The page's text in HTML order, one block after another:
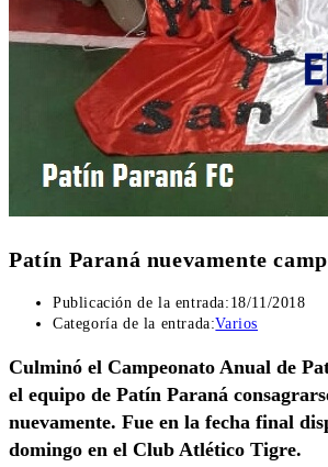
Patín Paraná nuevamente
Publicación de la entrada: 18/11/2018
Categoría de la entrada:Varios
Culminó el Campeonato Anual de
el equipo de Patín Paraná
nuevamente. Fue en la fecha final
domingo en el Club Atlético Tigre.